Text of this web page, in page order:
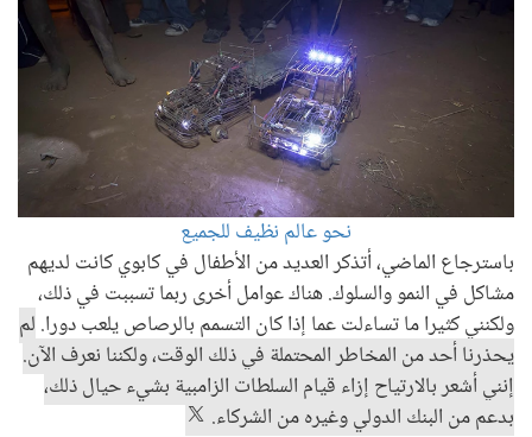
نحو عالم نظيف للجميع
باسترجاع الماضي، أتذكر العديد من الأطفال في كابوي كانت لديهم
مشاكل في النمو والسلوك. هناك عوامل أخرى ربما تسببت في ذلك،
ولكنني كثيرا ما تساءلت عما إذا كان التسمم بالرصاص يلعب دورا. لم
يحذرنا أحد من المخاطر المحتملة في ذلك الوقت، ولكننا نعرف الآن.
إنني أشعر بالارتياح إزاء قيام السلطات الزامبية بشيء حيال ذلك،
بدعم من البنك الدولي وغيره من الشركاء.